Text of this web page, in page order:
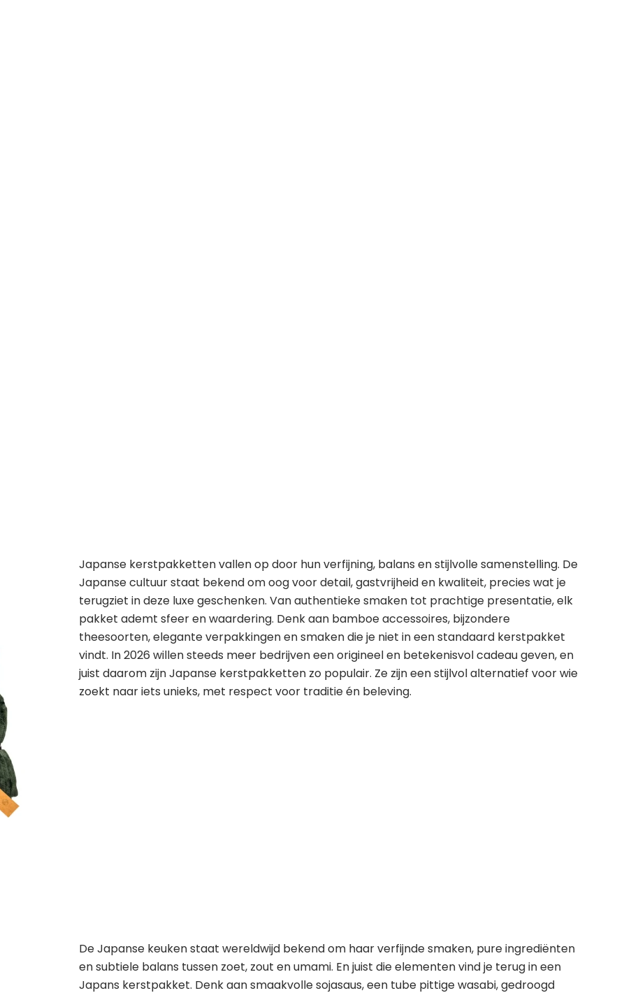
Japanse kerstpakketten vallen op door hun verfijning, balans en stijlvolle samenstelling. De
Japanse cultuur staat bekend om oog voor detail, gastvrijheid en kwaliteit, precies wat je
terugziet in deze luxe geschenken. Van authentieke smaken tot prachtige presentatie, elk
pakket ademt sfeer en waardering. Denk aan bamboe accessoires, bijzondere
theesoorten, elegante verpakkingen en smaken die je niet in een standaard kerstpakket
vindt. In 2026 willen steeds meer bedrijven een origineel en betekenisvol cadeau geven, en
juist daarom zijn Japanse kerstpakketten zo populair. Ze zijn een stijlvol alternatief voor wie
zoekt naar iets unieks, met respect voor traditie én beleving.
De Japanse keuken staat wereldwijd bekend om haar verfijnde smaken, pure ingrediënten
en subtiele balans tussen zoet, zout en umami. En juist die elementen vind je terug in een
Japans kerstpakket. Denk aan smaakvolle sojasaus, een tube pittige wasabi, gedroogd